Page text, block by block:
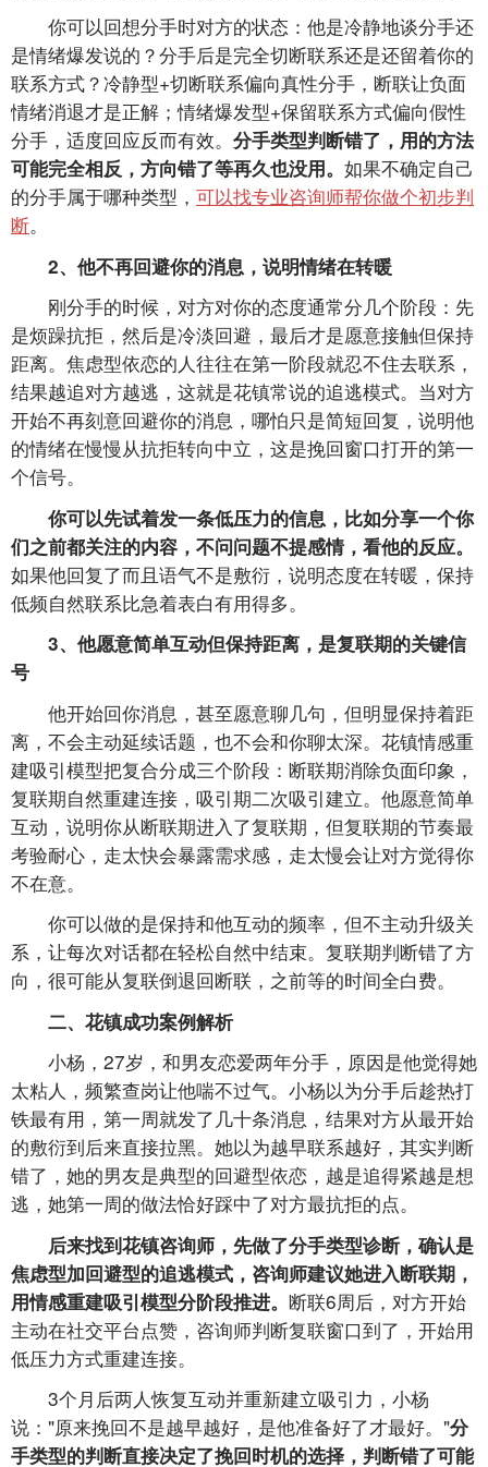
你可以回想分手时对方的状态：他是冷静地谈分手还
是情绪爆发说的？分手后是完全切断联系还是还留着你的
联系方式？冷静型+切断联系偏向真性分手，断联让负面
情绪消退才是正解；情绪爆发型+保留联系方式偏向假性
分手，适度回应反而有效。 分手类型判断错了，用的方法
可能完全相反，方向错了等再久也没用。 如果不确定自己
的分手属于哪种类型， 可以找专业咨询师帮你做个初步判
断。
2、他不再回避你的消息，说明情绪在转暖
刚分手的时候，对方对你的态度通常分几个阶段：先
是烦躁抗拒，然后是冷淡回避，最后才是愿意接触但保持
距离。焦虑型依恋的人往往在第一阶段就忍不住去联系，
结果越追对方越逃，这就是花镇常说的追逃模式。当对方
开始不再刻意回避你的消息，哪怕只是简短回复，说明他
的情绪在慢慢从抗拒转向中立，这是挽回窗口打开的第一
个信号。
你可以先试着发一条低压力的信息，比如分享一个你
们之前都关注的内容，不问问题不提感情，看他的反应。
如果他回复了而且语气不是敷衍，说明态度在转暖，保持
低频自然联系比急着表白有用得多。
3、他愿意简单互动但保持距离，是复联期的关键信
号
他开始回你消息，甚至愿意聊几句，但明显保持着距
离，不会主动延续话题，也不会和你聊太深。花镇情感重
建吸引模型把复合分成三个阶段：断联期消除负面印象，
复联期自然重建连接，吸引期二次吸引建立。他愿意简单
互动，说明你从断联期进入了复联期，但复联期的节奏最
考验耐心，走太快会暴露需求感，走太慢会让对方觉得你
不在意。
你可以做的是保持和他互动的频率，但不主动升级关
系，让每次对话都在轻松自然中结束。复联期判断错了方
向，很可能从复联倒退回断联，之前等的时间全白费。
二、花镇成功案例解析
小杨，27岁，和男友恋爱两年分手，原因是他觉得她
太粘人，频繁查岗让他喘不过气。小杨以为分手后趁热打
铁最有用，第一周就发了几十条消息，结果对方从最开始
的敷衍到后来直接拉黑。她以为越早联系越好，其实判断
错了，她的男友是典型的回避型依恋，越是追得紧越是想
逃，她第一周的做法恰好踩中了对方最抗拒的点。
后来找到花镇咨询师，先做了分手类型诊断，确认是
焦虑型加回避型的追逃模式，咨询师建议她进入断联期，
用情感重建吸引模型分阶段推进。 断联6周后，对方开始
主动在社交平台点赞，咨询师判断复联窗口到了，开始用
低压力方式重建连接。
3个月后两人恢复互动并重新建立吸引力，小杨
说："原来挽回不是越早越好，是他准备好了才最好。"分
手类型的判断直接决定了挽回时机的选择，判断错了可能